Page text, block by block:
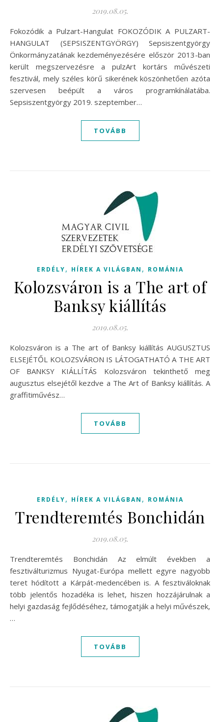
2019.08.05.
Fokozódik a Pulzart-Hangulat FOKOZÓDIK A PULZART-
HANGULAT (SEPSISZENTGYÖRGY) Sepsiszentgyörgy
Önkormányzatának kezdeményezésére először 2013-ban
került megszervezésre a pulzArt kortárs művészeti
fesztivál, mely széles körű sikerének köszönhetően azóta
szervesen beépült a város programkínálatába.
Sepsiszentgyörgy 2019. szeptember…
TOVÁBB
ERDÉLY, HÍREK A VILÁGBAN , ROMÁNIA
Kolozsváron is a The art of
Banksy kiállítás
2019.08.05.
Kolozsváron is a The art of Banksy kiállítás AUGUSZTUS
ELSEJÉTŐL KOLOZSVÁRON IS LÁTOGATHATÓ A THE ART
OF BANKSY KIÁLLÍTÁS Kolozsváron tekinthető meg
augusztus elsejétől kezdve a The Art of Banksy kiállítás. A
graffitiművész…
TOVÁBB
ERDÉLY, HÍREK A VILÁGBAN , ROMÁNIA
Trendteremtés Bonchidán
2019.08.05.
Trendteremtés Bonchidán Az elmúlt években a
fesztiválturizmus Nyugat-Európa mellett egyre nagyobb
teret hódított a Kárpát-medencében is. A fesztiváloknak
több jelentős hozadéka is lehet, hiszen hozzájárulnak a
helyi gazdaság fejlődéséhez, támogatják a helyi művészek,
…
TOVÁBB